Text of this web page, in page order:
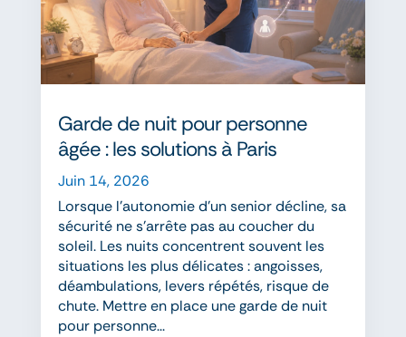
Garde de nuit pour personne
âgée : les solutions à Paris
Juin 14, 2026
Lorsque l'autonomie d'un senior décline, sa
sécurité ne s'arrête pas au coucher du
soleil. Les nuits concentrent souvent les
situations les plus délicates : angoisses,
déambulations, levers répétés, risque de
chute. Mettre en place une garde de nuit
pour personne...